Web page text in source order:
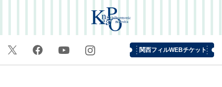
関西フィルWEBチケット